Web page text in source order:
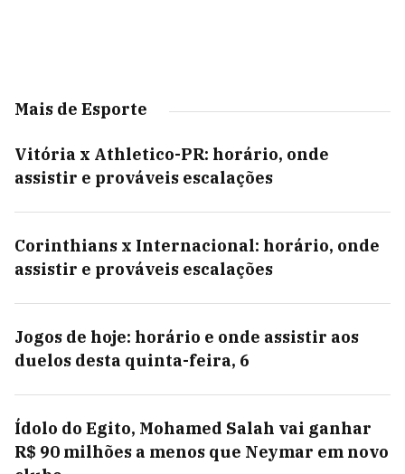
Mais de Esporte
Vitória x Athletico-PR: horário, onde
assistir e prováveis escalações
Corinthians x Internacional: horário, onde
assistir e prováveis escalações
Jogos de hoje: horário e onde assistir aos
duelos desta quinta-feira, 6
Ídolo do Egito, Mohamed Salah vai ganhar
R$ 90 milhões a menos que Neymar em novo